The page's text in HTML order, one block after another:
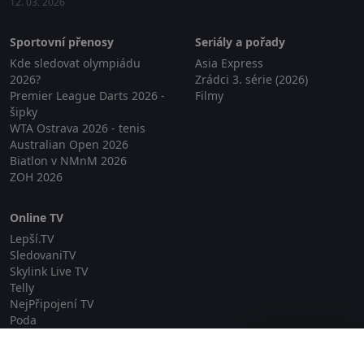
Sportovní přenosy
Kde sledovat olympiádu
2026?
Premier League Darts 2026 -
šipky
WTA Ostrava 2026 - tenis
Australian Open 2026
Biatlon v NMnM 2026
ZOH 2026
Seriály a pořady
Asia Express
Zrádci 3. série (2026)
Filmy
Online TV
Lepší.TV
SledovaniTV
Skylink Live TV
Telly
NejPřipojení TV
Poda